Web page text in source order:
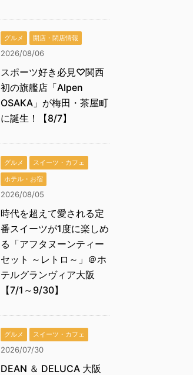
グルメ 開店・閉店情報
2026/08/06
スポーツ好き必見♡関西
初の旗艦店「Alpen
OSAKA」が梅田・茶屋町
に誕生！【8/7】
グルメ
スイーツ・カフェ
ホテル・お宿
2026/08/05
時代を超えて愛される定
番スイーツが1度に楽しめ
る「アフタヌーンティー
セット ～レトロ～」＠ホ
テルグランヴィア大阪
【7/1～9/30】
グルメ スイーツ・カフェ
2026/07/30
DEAN ＆ DELUCA 大阪